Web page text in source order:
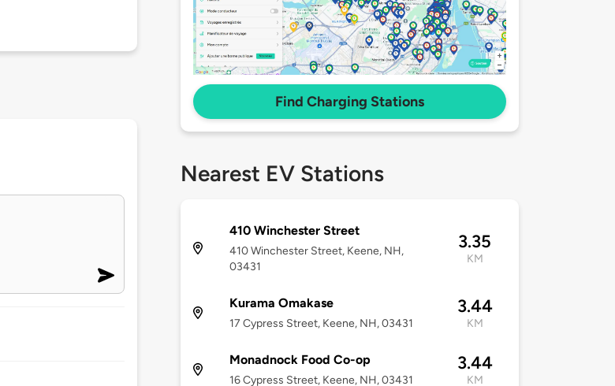
Find Charging Stations
Nearest EV Stations
410 Winchester Street
410 Winchester Street, Keene, NH,
03431
3.35
KM
Kurama Omakase
17 Cypress Street, Keene, NH, 03431
3.44
KM
Monadnock Food Co-op
16 Cypress Street, Keene, NH, 03431
3.44
KM